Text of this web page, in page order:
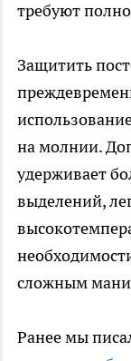
требуют
Защитить
на молнии.
удерживает
выделений,
сложным
Ранее мы